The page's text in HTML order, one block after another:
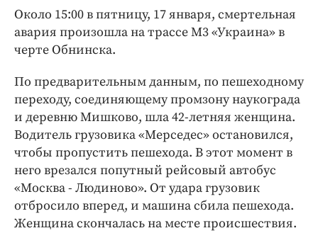
Работодатель года
Около 15:00 в пятницу, 17 января, смертельная
авария произошла на трассе М3 «Украина» в
черте Обнинска.
По предварительным данным, по пешеходному
переходу, соединяющему промзону наукограда
и деревню Мишково, шла 42-летняя женщина.
Водитель грузовика «Мерседес» остановился,
чтобы пропустить пешехода. В этот момент в
него врезался попутный рейсовый автобус
«Москва - Людиново». От удара грузовик
отбросило вперед, и машина сбила пешехода.
Женщина скончалась на месте происшествия.